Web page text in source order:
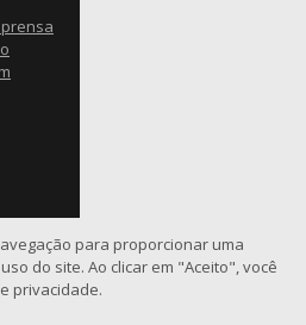
para proporcionar uma
do site. Ao clicar em "Aceito", você
privacidade.